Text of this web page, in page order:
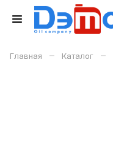
Главная – Каталог –